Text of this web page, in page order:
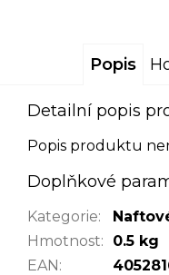
Popis
Detailní popis
Popis produktu
Doplňkové
Kategorie:
Hmotnost:
0.5 kg
EAN: